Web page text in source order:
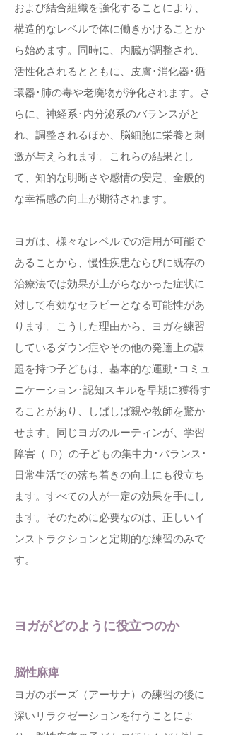
および結合組織を強化することにより、
構造的なレベルで体に働きかけることか
ら始めます。同時に、内臓が調整され、
活性化されるとともに、皮膚･消化器･循
環器･肺の毒や老廃物が浄化されます。さ
らに、神経系･内分泌系のバランスがと
れ、調整されるほか、脳細胞に栄養と刺
激が与えられます。これらの結果とし
て、知的な明晰さや感情の安定、全般的
な幸福感の向上が期待されます。
ヨガは、様々なレベルでの活用が可能で
あることから、慢性疾患ならびに既存の
治療法では効果が上がらなかった症状に
対して有効なセラピーとなる可能性があ
ります。こうした理由から、ヨガを練習
しているダウン症やその他の発達上の課
題を持つ子どもは、基本的な運動･コミュ
ニケーション･認知スキルを早期に獲得す
ることがあり、しばしば親や教師を驚か
せます。同じヨガのルーティンが、学習
障害（LD）の子どもの集中力･バランス･
日常生活での落ち着きの向上にも役立ち
ます。すべての人が一定の効果を手にし
ます。そのために必要なのは、正しいイ
ンストラクションと定期的な練習のみで
す。
ヨガがどのように役立つのか
脳性麻痺
ヨガのポーズ（アーサナ）の練習の後に
深いリラクゼーションを行うことによ